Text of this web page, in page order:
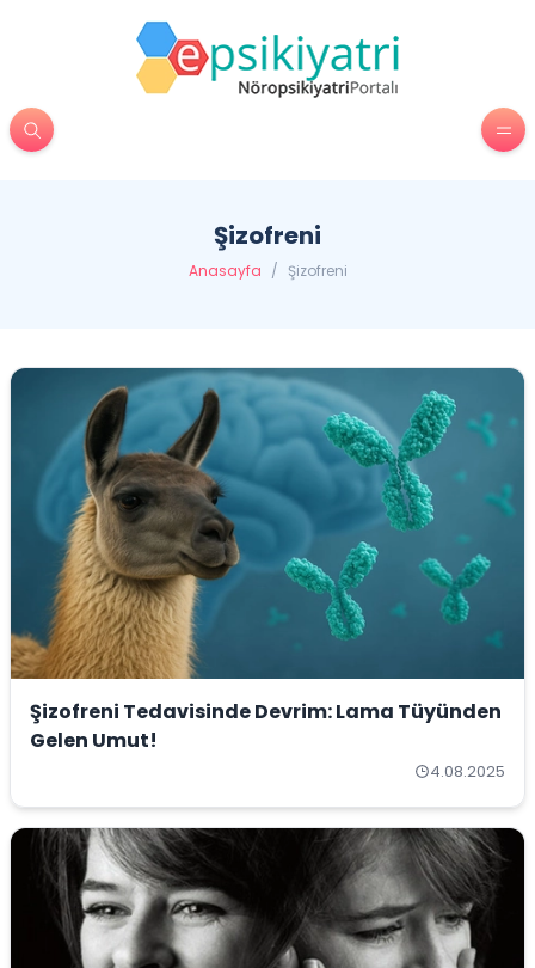
Şizofreni
Anasayfa / Şizofreni
Şizofreni Tedavisinde Devrim: Lama Tüyünden
Gelen Umut!
4.08.2025